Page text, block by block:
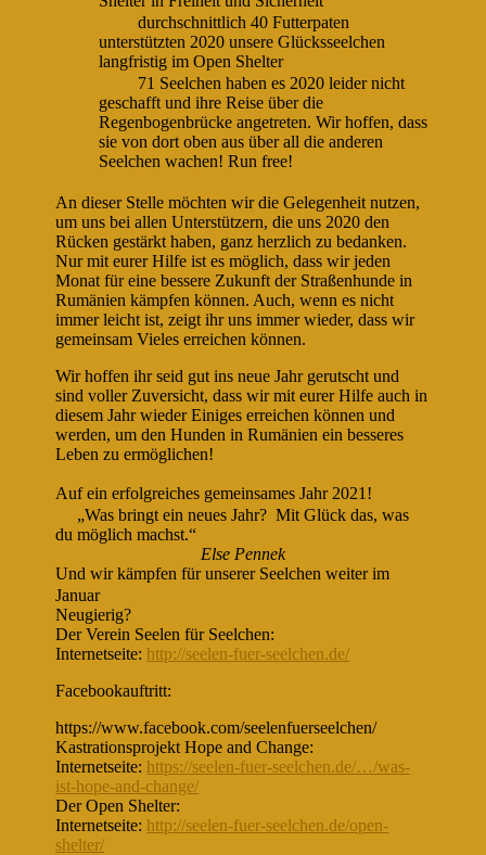
durchschnittlich 40 Futterpaten
unterstützten 2020 unsere Glücksseelchen
langfristig im Open Shelter
71 Seelchen haben es 2020 leider nicht
geschafft und ihre Reise über die
Regenbogenbrücke angetreten. Wir hoffen, dass
sie von dort oben aus über all die anderen
Seelchen wachen! Run free!
An dieser Stelle möchten wir die Gelegenheit nutzen,
um uns bei allen Unterstützern, die uns 2020 den
Rücken gestärkt haben, ganz herzlich zu bedanken.
Nur mit eurer Hilfe ist es möglich, dass wir jeden
Monat für eine bessere Zukunft der Straßenhunde in
Rumänien kämpfen können. Auch, wenn es nicht
immer leicht ist, zeigt ihr uns immer wieder, dass wir
gemeinsam Vieles erreichen können.
Wir hoffen ihr seid gut ins neue Jahr gerutscht und
sind voller Zuversicht, dass wir mit eurer Hilfe auch in
diesem Jahr wieder Einiges erreichen können und
werden, um den Hunden in Rumänien ein besseres
Leben zu ermöglichen!
Auf ein erfolgreiches gemeinsames Jahr 2021!
„Was bringt ein neues Jahr? Mit Glück das, was
du möglich machst.“
Else Pennek
Und wir kämpfen für unserer Seelchen weiter im
Januar
Neugierig?
Der Verein Seelen für Seelchen:
Internetseite: http://seelen-fuer-seelchen.de/
Facebookauftritt:
https://www.facebook.com/seelenfuerseelchen/
Kastrationsprojekt Hope and Change:
Internetseite: https://seelen-fuer-seelchen.de/…/was-
ist-hope-and-change/
Der Open Shelter:
Internetseite: http://seelen-fuer-seelchen.de/open-
shelter/